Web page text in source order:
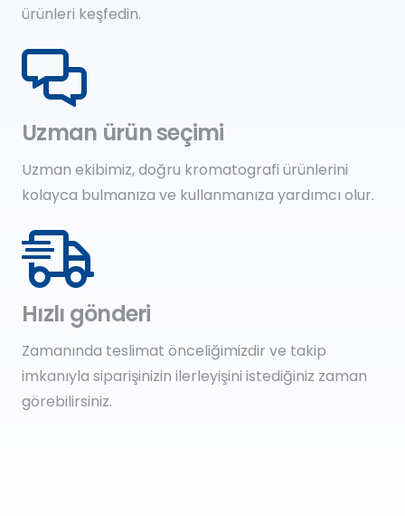
ürünleri keşfedin.
Uzman ürün seçimi
Uzman ekibimiz, doğru kromatografi ürünlerini
kolayca bulmanıza ve kullanmanıza yardımcı olur.
Hızlı gönderi
Zamanında teslimat önceliğimizdir ve takip
imkanıyla siparişinizin ilerleyişini istediğiniz zaman
görebilirsiniz.